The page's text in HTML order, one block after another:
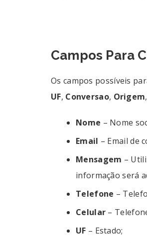
Campos Para
Os campos possíveis
UF, Conversao, Origem,
Nome – Nome
Email – Email de
Mensagem –
informação será
Telefone –
Celular –
UF – Estado;